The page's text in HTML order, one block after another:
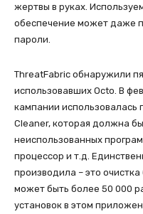
жертвы в руках.
обеспечение может даже
пароли.
ThreatFabric обнаружили
использовавших Octo. В
кампании использовалась
Cleaner, которая должна
неиспользованных
процессор и т.д.
производила – это
может быть более 50 000
установок в этом